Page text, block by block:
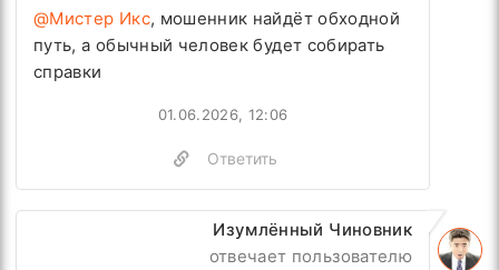
@Мистер Икс, мошенник найдёт обходной
путь, а обычный человек будет собирать
справки
Ответить
01.06.2026, 12:06
Изумлённый Чиновник
отвечает пользователю